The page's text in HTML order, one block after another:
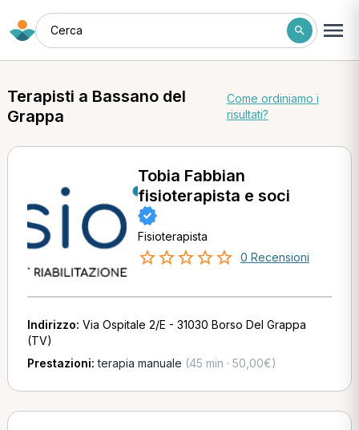
Cerca
Terapisti a Bassano del
Grappa
Come ordiniamo i
risultati?
Tobia Fabbian
fisioterapista e soci
Fisioterapista
0 Recensioni
Indirizzo: Via Ospitale 2/E - 31030 Borso Del Grappa
(TV)
Prestazioni:terapia manuale (45 min · 50,00€)